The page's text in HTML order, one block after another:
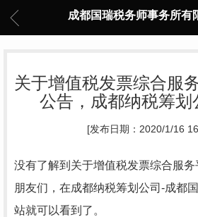
成都国瑞税务师事务所有
关于增值税发票综合服
公告，成都纳税筹划
[发布日期：2020/1/16
没有了解到关于增值税发票综合服
朋友们，在成都纳税筹划 公司-成都
站就可以看到了。